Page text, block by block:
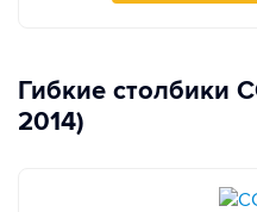
Гибкие столбики
2014)